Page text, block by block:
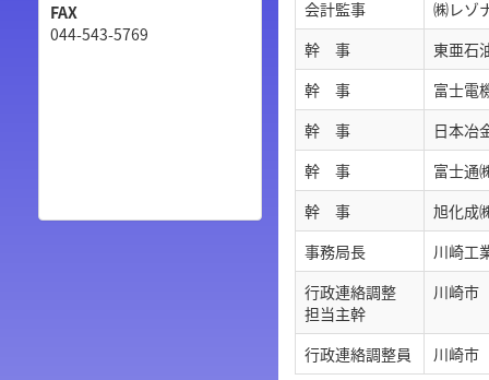
FAX
044-543-5769
会計監事
㈱レゾ
幹 事
東亜石
幹 事
富士
幹 事
日本
幹 事
富士通
幹 事
旭化
事務局長
川崎工
行政連絡調整
担当主幹
川崎
行政連絡調整員 川崎市